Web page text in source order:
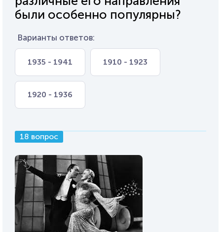
были особенно популярны?
Варианты ответов:
1935 - 1941 1910 - 1923
1920 - 1936
18 вопрос